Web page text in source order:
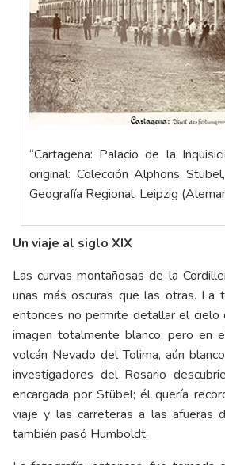
“Cartagena: Palacio de la
original: Colección Alphons
Geografía Regional, Leipzig
Un viaje al siglo XIX
Las curvas montañosas de la
unas más oscuras que las otras. La
entonces no permite detallar el cielo
imagen totalmente blanco; pero en
volcán Nevado del Tolima, aún
investigadores del Rosario
encargada por Stübel; él quería
viaje y las carreteras a las afueras
también pasó Humboldt.